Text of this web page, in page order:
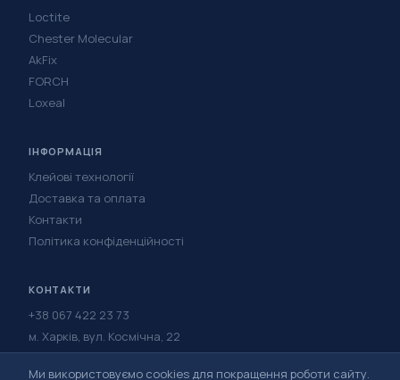
Loctite
Chester Molecular
AkFix
FORCH
Loxeal
ІНФОРМАЦІЯ
Клейові технології
Доставка та оплата
Контакти
Політика конфіденційності
КОНТАКТИ
+38 067 422 23 73
м. Харків, вул. Космічна, 22
Написати в Telegram
Ми використовуємо cookies для покращення роботи сайту.